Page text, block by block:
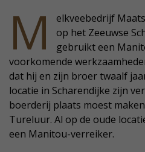
M
elkveebedrijf
op het Zeeuwse
gebruikt een
voorkomende
dat hij en zijn broer twaalf
locatie in Scharendijke zijn
boerderij plaats moest
Tureluur. Al op de oude
een Manitou-verreiker.